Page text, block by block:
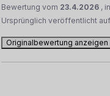
Bewertung vom 23.4.2026 ,
Ursprünglich veröffentlicht auf
Originalbewertung anzeigen